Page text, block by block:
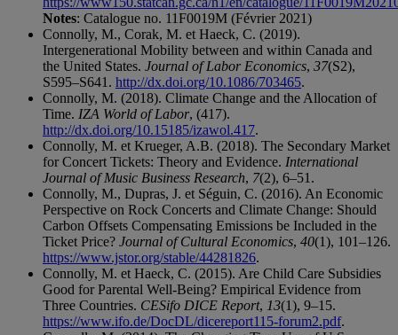
Notes: Catalogue no. 11F0019M (Février 2021)
Connolly, M., Corak, M. et Haeck, C. (2019).
Intergenerational Mobility between and within Canada and
the United States. Journal of Labor Economics, 37(S2),
S595–S641. http://dx.doi.org/10.1086/703465.
Connolly, M. (2018). Climate Change and the Allocation of
Time. IZA World of Labor, (417).
http://dx.doi.org/10.15185/izawol.417.
Connolly, M. et Krueger, A.B. (2018). The Secondary Market
for Concert Tickets: Theory and Evidence. International
Journal of Music Business Research, 7(2), 6–51.
Connolly, M., Dupras, J. et Séguin, C. (2016). An Economic
Perspective on Rock Concerts and Climate Change: Should
Carbon Offsets Compensating Emissions be Included in the
Ticket Price? Journal of Cultural Economics, 40(1), 101–126.
https://www.jstor.org/stable/44281826.
Connolly, M. et Haeck, C. (2015). Are Child Care Subsidies
Good for Parental Well-Being? Empirical Evidence from
Three Countries. CESifo DICE Report, 13(1), 9–15.
https://www.ifo.de/DocDL/dicereport115-forum2.pdf.